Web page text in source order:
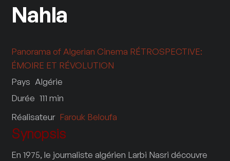
Nahla
Panorama of Algerian Cinema RÉTROSPECTIVE:
ÉMOIRE ET RÉVOLUTION
Pays Algérie
Durée 111min
Réalisateur Farouk Beloufa
Synopsis
En 1975, le journaliste algérien Larbi Nasri découvre